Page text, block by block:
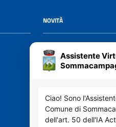
NOVITÀ
Notizie
Avvisi
VIVERE IL COMUNE
Luoghi
Assistente
Ciao! Sono
Comune di
dell'art. 50 dell'IA